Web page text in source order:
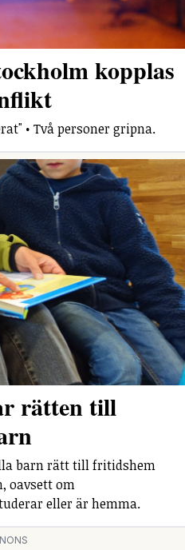
kopplas
• Två personer gripna.
rätten till
barn rätt till fritidshem
oavsett om
eller är hemma.